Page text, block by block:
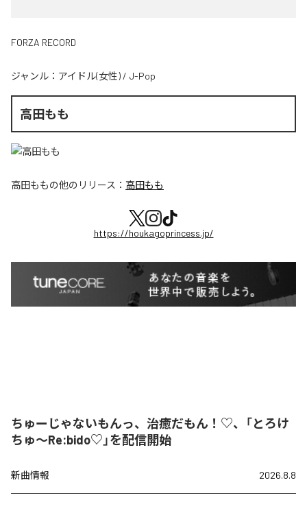
FORZA RECORD
ジャンル： アイドル(女性) / J-Pop
高田もも
高田ももの他のリリース： 高田もも
https://houkagoprincess.jp/
ちゅーじゃないもんっ、治癒だもん！♡、「とろけ
ちゅ〜Re:bido♡」を配信開始
新曲情報 2026.8.8